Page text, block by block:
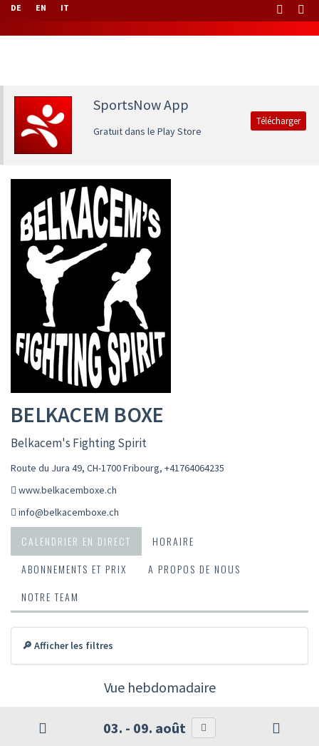
DE EN IT
SportsNow App
Gratuit dans le Play Store
Télécharger
BELKACEM BOXE
Belkacem's Fighting Spirit
Route du Jura 49, CH-1700 Fribourg, +41764064235
www.belkacemboxe.ch
info@belkacemboxe.ch
CALENDRIER EN DIRECT
HORAIRE
ABONNEMENTS ET PRIX
A PROPOS DE NOUS
NOTRE TEAM
🔎 Afficher les filtres
Vue hebdomadaire
03. - 09. août